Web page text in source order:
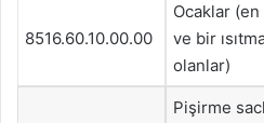
8516.60.10.00.00
Ocaklar (en
ve bir
olanlar)
Pişirme